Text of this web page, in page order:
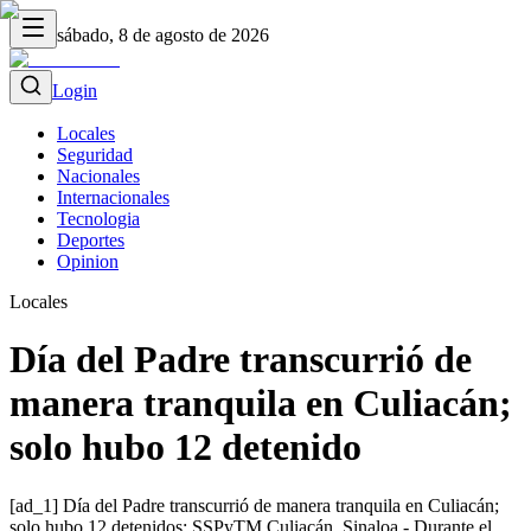
sábado, 8 de agosto de 2026
Login
Locales
Seguridad
Nacionales
Internacionales
Tecnologia
Deportes
Opinion
Locales
Día del Padre transcurrió de
manera tranquila en Culiacán;
solo hubo 12 detenido
[ad_1] Día del Padre transcurrió de manera tranquila en Culiacán;
solo hubo 12 detenidos: SSPyTM Culiacán, Sinaloa.- Durante el